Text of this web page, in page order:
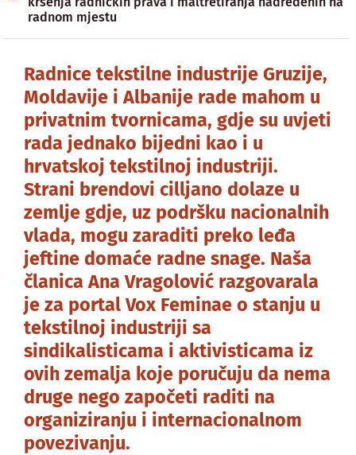
radnom mjestu
Radnice tekstilne industrije Gruzije,
Moldavije i Albanije rade mahom u
privatnim tvornicama, gdje su uvjeti
rada jednako bijedni kao i u
hrvatskoj tekstilnoj industriji.
Strani brendovi cilljano dolaze u
zemlje gdje, uz podršku nacionalnih
vlada, mogu zaraditi preko leđa
jeftine domaće radne snage. Naša
članica Ana Vragolović razgovarala
je za portal Vox Feminae o stanju u
tekstilnoj industriji sa
sindikalisticama i aktivisticama iz
ovih zemalja koje poručuju da nema
druge nego započeti raditi na
organiziranju i internacionalnom
povezivanju.